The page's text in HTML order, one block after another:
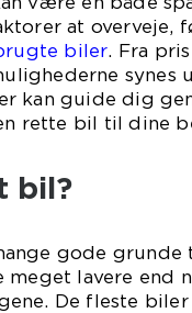
at
biler. Fra
synes
kan guide dig
rette bil til dine
bil?
gode grunde
lavere end
De fleste